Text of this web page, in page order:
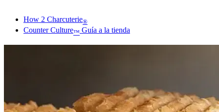
How 2 Charcuterie®
Counter Culture™ Guía a la tienda